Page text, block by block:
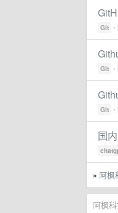
Git •
Git •
Git •
国
» 阿枫
阿枫